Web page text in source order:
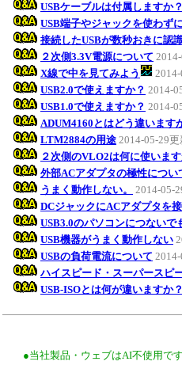
USBケーブルは付属しますか？
USB端子やジャックを使わず
接続したUSBが数秒おきに認
２次側3.3V電源について
X線で中を見てみよう
USB2.0で使えますか？ 2014-
USB1.0で使えますか？ 2014-
ADUM4160とはどう違います
LTM2884の用途 2014-05-29更
２次側のVLO2は何に使います
外部ACアダプタの極性につい
うまく動作しない。
2014-05-
DCジャックにACアダプタを
USB3.0のパソコンにつないで
USB機器がうまく動作しない
USBの負荷電流について
ハイスピード・スーパースピ
USB-ISOとは何が違いますか？
●当社製品・ウェブはAI不使用で